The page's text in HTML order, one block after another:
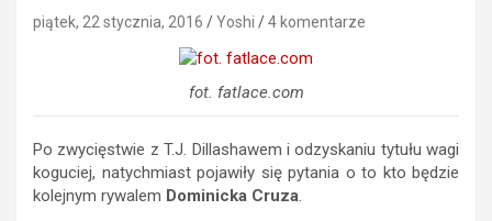
piątek, 22 stycznia, 2016 Yoshi 4 komentarze
fot. fatlace.com
Po zwycięstwie z T.J. Dillashawem i odzyskaniu tytułu wagi
koguciej, natychmiast pojawiły się pytania o to kto będzie
kolejnym rywalem Dominicka Cruza.